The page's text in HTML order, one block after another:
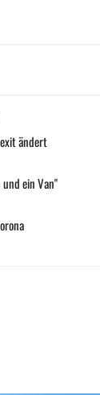
ändert
ein Van"